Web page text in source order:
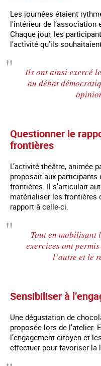
Les journées étaient
l’intérieur de
Chaque jour, les
l’activité qu’ils
Ils ont ainsi exercé
au débat
Questionner le
frontières
L’activité théâtre, animée
proposait aux participants
frontières. Il s’articulait
matérialiser les frontières
rapport à celle-ci.
Tout en mobilisant
exercices ont
l’autre et le
Sensibiliser à
Une dégustation de
proposée lors de l’atelier.
l’engagement citoyen et
effectuer pour favoriser la